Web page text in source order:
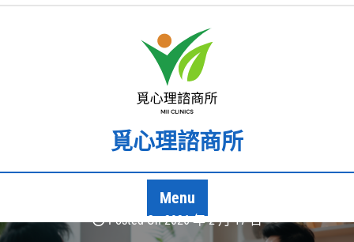
Skip
覓心理諮商所
Menu
Posted On 2026 年 2 月 17 日